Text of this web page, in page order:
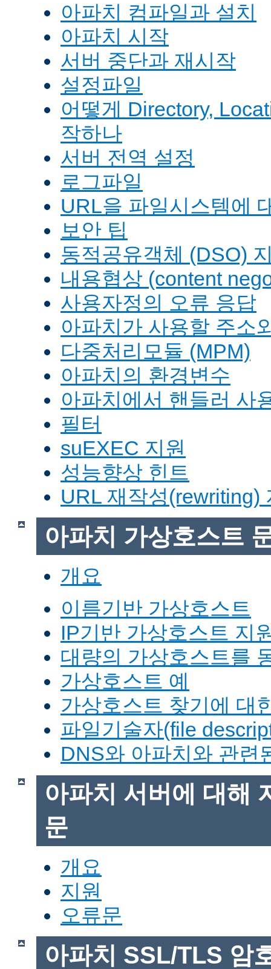
아파치 컴파일과 설치
아파치 시작
서버 중단과 재시작
설정파일
어떻게 Directory,
작하나
서버 전역 설정
로그파일
URL을 파일시스템에
보안 팁
동적공유객체 (DSO)
내용협상 (content
사용자정의 오류 응답
아파치가 사용할 주소
다중처리모듈 (MPM)
아파치의 환경변수
아파치에서 핸들러 사
필터
suEXEC 지원
성능향상 힌트
URL 재작성(rewriting)
아파치 가상호스트
개요
이름기반 가상호스트
IP기반 가상호스트 지
대량의 가상호스트를
가상호스트 예
가상호스트 찾기에 대
파일기술자(file
DNS와 아파치와 관련
아파치 서버에 대해
문
개요
지원
오류문
아파치 SSL/TLS 암